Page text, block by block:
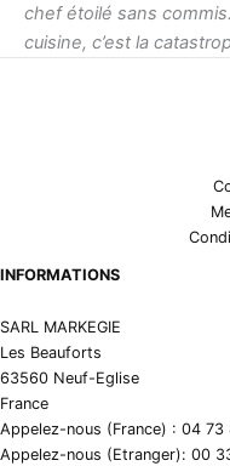
chef étoilé sans
cuisine, c’est la
INFORMATIONS
SARL MARKEGIE
Les Beauforts
63560 Neuf-Eglise
France
Appelez-nous (France) : 04
Appelez-nous (Etranger): 00